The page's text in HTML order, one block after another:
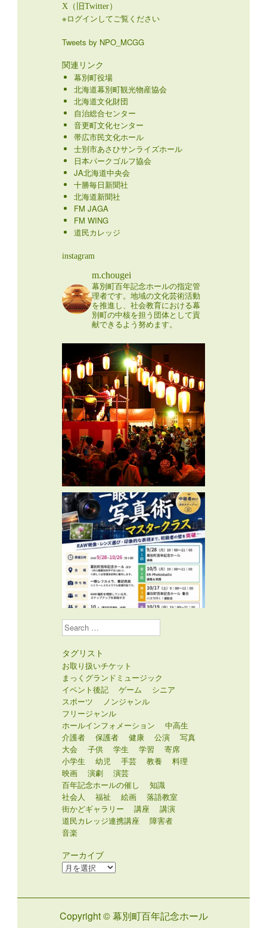
X（旧Twitter）
※ログインしてご覧ください
Tweets by NPO_MCGG
関連リンク
幕別町役場
北海道幕別町観光物産協会
北海道文化財団
自治総合センター
音更町文化センター
帯広市民文化ホール
士別市あさひサンライズホール
日本パークゴルフ協会
JA北海道中央会
十勝毎日新聞社
北海道新聞社
FM JAGA
FM WING
道民カレッジ
instagram
m.chougei
幕別町百年記念ホールの指定管
理者です。地域の文化芸術活動
を推進し、社会教育における幕
別町の中核を担う団体として貢
献できるよう努めます。
Search
タグリスト
お取り扱いチケット
まっくグランドミュージック
イベント後記
ゲーム
シニア
スポーツ
ノンジャンル
フリージャンル
ホールインフォメーション
中高生
介護者
保護者 健康 公演
写真
大会
子供 学生 学習
寄席
小学生
幼児 手芸 教養
料理
映画
演劇
演芸
百年記念ホールの催し
知識
社会人
福祉 絵画
落語教室
街かどギャラリー
講座
講演
道民カレッジ連携講座
障害者
音楽
アーカイブ
ア
ブ
Copyright © 幕別町百年記念ホール